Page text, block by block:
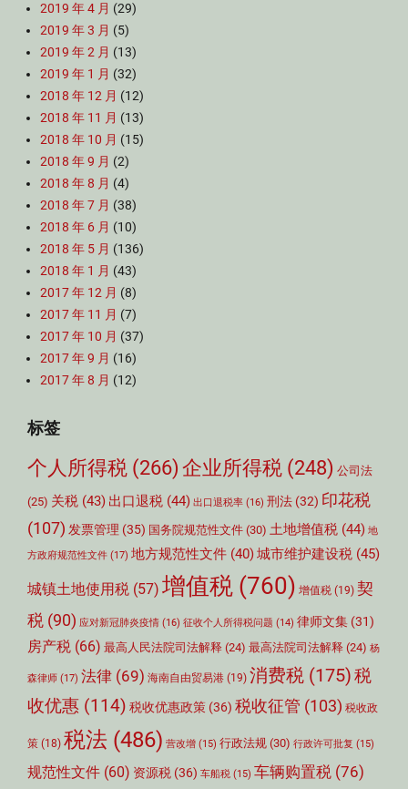
2019 年 4 月 (29)
2019 年 3 月 (5)
2019 年 2 月 (13)
2019 年 1 月 (32)
2018 年 12 月 (12)
2018 年 11 月 (13)
2018 年 10 月 (15)
2018 年 9 月 (2)
2018 年 8 月 (4)
2018 年 7 月 (38)
2018 年 6 月 (10)
2018 年 5 月 (136)
2018 年 1 月 (43)
2017 年 12 月 (8)
2017 年 11 月 (7)
2017 年 10 月 (37)
2017 年 9 月 (16)
2017 年 8 月 (12)
标签
个人所得税 (266) 企业所得税 (248) 公司法
(25) 关税 (43) 出口退税 (44) 出口退税率 (16) 刑法 (32) 印花税
(107) 发票管理 (35) 国务院规范性文件 (30) 土地增值税 (44) 地
方政府规范性文件 (17) 地方规范性文件 (40)城市维护建设税 (45)
城镇土地使用税 (57) 增值税 (760) 增值税 (19) 契
税 (90) 应对新冠肺炎疫情 (16) 征收个人所得税问题 (14) 律师文集 (31)
房产税 (66) 最高人民法院司法解释 (24) 最高法院司法解释 (24) 杨
森律师 (17) 法律 (69) 海南自由贸易港 (19) 消费税 (175)税
收优惠 (114) 税收优惠政策 (36) 税收征管 (103) 税收政
策 (18) 税法 (486) 营改增 (15) 行政法规 (30) 行政许可批复 (15)
规范性文件 (60) 资源税 (36) 车船税 (15) 车辆购置税 (76)